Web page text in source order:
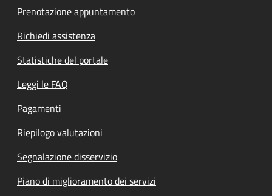
Prenotazione appuntamento
Richiedi assistenza
Statistiche del portale
Leggi le FAQ
Pagamenti
Riepilogo valutazioni
Segnalazione disservizio
Piano di miglioramento dei servizi